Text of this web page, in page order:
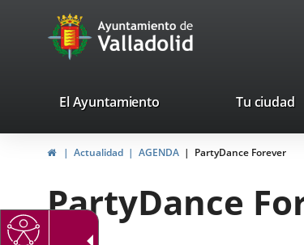
Portal
Web
Ayuntamiento
de
valladolid.es
El Ayuntamiento Tu ciudad
InicioActualidad AGENDA PartyDance Forever
PartyDance